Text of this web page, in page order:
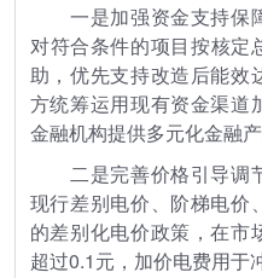
一是加强资金支持保障
对符合条件的项目按核定
助，优先支持改造后能效
方统筹运用现有资金渠道
金融机构提供多元化金融产
二是完善价格引导调
现行差别电价、阶梯电价
的差别化电价政策，在市
超过0.1元，加价电费用于